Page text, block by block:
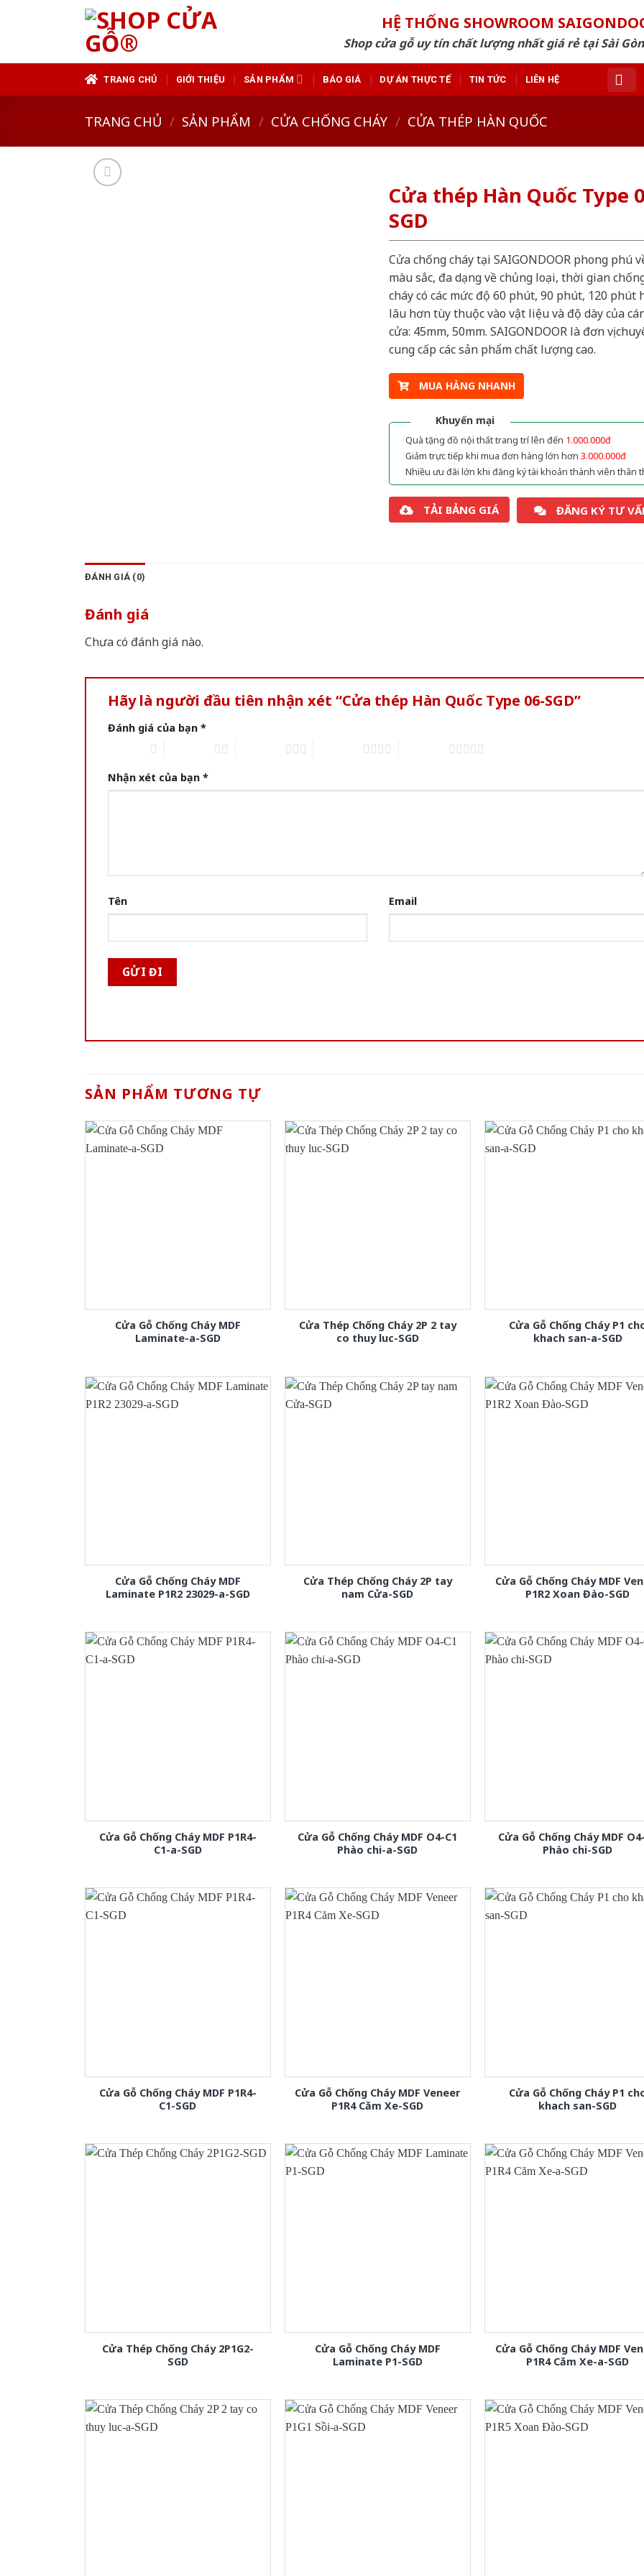
HỆ THỐNG SHOWROOM
Shop cửa gỗ uy tín chất lượng nhất giá rẻ tại Sài
TRANG CHỦ GIỚI THIỆU SẢN PHẨM BÁO GIÁ DỰ ÁN THỰC TẾ TIN TỨC LIÊN HỆ
TRANG CHỦ / SẢN PHẨM / CỬA CHỐNG CHÁY / CỬA THÉP HÀN QUỐC
Cửa thép Hàn Quốc Type
SGD
Cửa chống cháy tại SAIGONDOOR phong phú
màu sắc, đa dạng về chủng loại, thời gian
cháy có các mức độ 60 phút, 90 phút, 120 phút
lâu hơn tùy thuộc vào vật liệu và độ dày của
cửa: 45mm, 50mm. SAIGONDOOR là đơn vị
cung cấp các sản phẩm chất lượng cao.
MUA HÀNG NHANH
Khuyến mại
Quà tặng đồ nội thất trang trí lên đến 1.000.000đ
Giảm trực tiếp khi mua đơn hàng lớn hơn 3.000.000đ
Nhiều ưu đãi lớn khi đăng ký tài khoản thành viên thân
TẢI BẢNG GIÁ ĐĂNG KÝ TƯ
ĐÁNH GIÁ (0)
Đánh giá
Chưa có đánh giá nào.
Hãy là người đầu tiên nhận xét “Cửa thép Hàn Quốc Type 06-SGD”
Đánh giá của bạn *
Nhận xét của bạn *
Tên Email
SẢN PHẨM TƯƠNG TỰ
Cửa Gỗ Chống Cháy MDF
Laminate-a-SGD
Cửa Thép Chống Cháy 2P 2 tay
co thuy luc-SGD
Cửa Gỗ Chống Cháy P1
khach san-a-SGD
Cửa Gỗ Chống Cháy MDF
Laminate P1R2 23029-a-SGD
Cửa Thép Chống Cháy 2P tay
nam Cửa-SGD
Cửa Gỗ Chống Cháy MDF
P1R2 Xoan Đào-SGD
Cửa Gỗ Chống Cháy MDF P1R4-
C1-a-SGD
Cửa Gỗ Chống Cháy MDF O4-C1
Phào chi-a-SGD
Cửa Gỗ Chống Cháy MDF
Phào chi-SGD
Cửa Gỗ Chống Cháy MDF P1R4-
C1-SGD
Cửa Gỗ Chống Cháy MDF Veneer
P1R4 Căm Xe-SGD
Cửa Gỗ Chống Cháy P1
khach san-SGD
Cửa Thép Chống Cháy 2P1G2-
SGD
Cửa Gỗ Chống Cháy MDF
Laminate P1-SGD
Cửa Gỗ Chống Cháy MDF
P1R4 Căm Xe-a-SGD